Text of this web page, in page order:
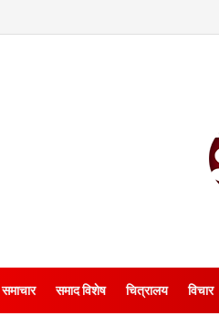
समाचार समाद विशेष चित्रालय विचार